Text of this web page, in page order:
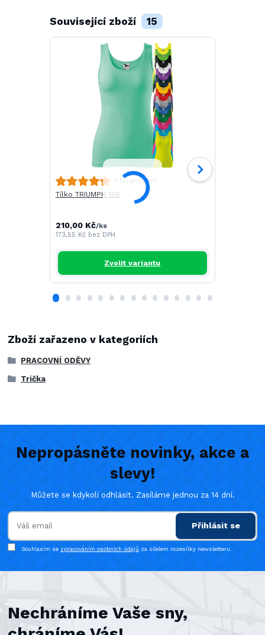
Související zboží 15
1 hodnocení
Tílko TRIUMPH 136
210,00 Kč/ks
173,55 Kč bez DPH
Zvolit variantu
Zboží zařazeno v kategoriích
PRACOVNÍ ODĚVY
Trička
Nepropásněte novinky, akce a
slevy!
Můžete se kdykoli odhlásit. Zasíláme jednou za 14 dní.
Přihlásit se
Souhlasím se zpracováním osobních údajů za účelem rozesílky newsletteru.
Nechráníme Vaše sny,